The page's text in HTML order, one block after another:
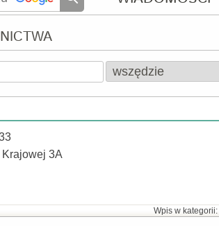
3A
Wpis w kategorii: